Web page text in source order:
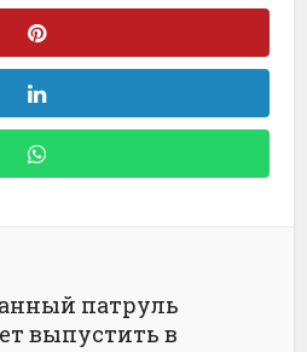
патруль
выпустить в